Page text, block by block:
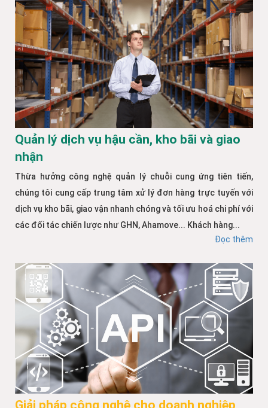
Quản lý dịch vụ hậu cần, kho bãi và giao
nhận
Thừa hưởng công nghệ quản lý chuỗi cung ứng tiên tiến,
chúng tôi cung cấp trung tâm xử lý đơn hàng trực tuyến với
dịch vụ kho bãi, giao vận nhanh chóng và tối ưu hoá chi phí với
các đối tác chiến lược như GHN, Ahamove... Khách hàng...
Đọc thêm
Giải pháp công nghệ cho doanh nghiệp